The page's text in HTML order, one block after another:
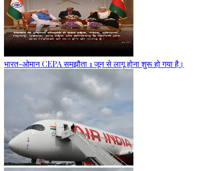
भारत-ओमान CEPA समझौता 1 जून से लागू होना शुरू हो गया है।